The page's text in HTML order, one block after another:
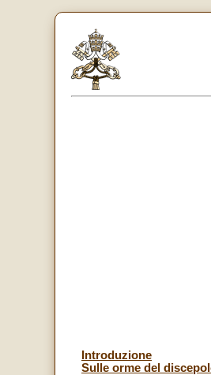
Introduzione
Sulle orme del